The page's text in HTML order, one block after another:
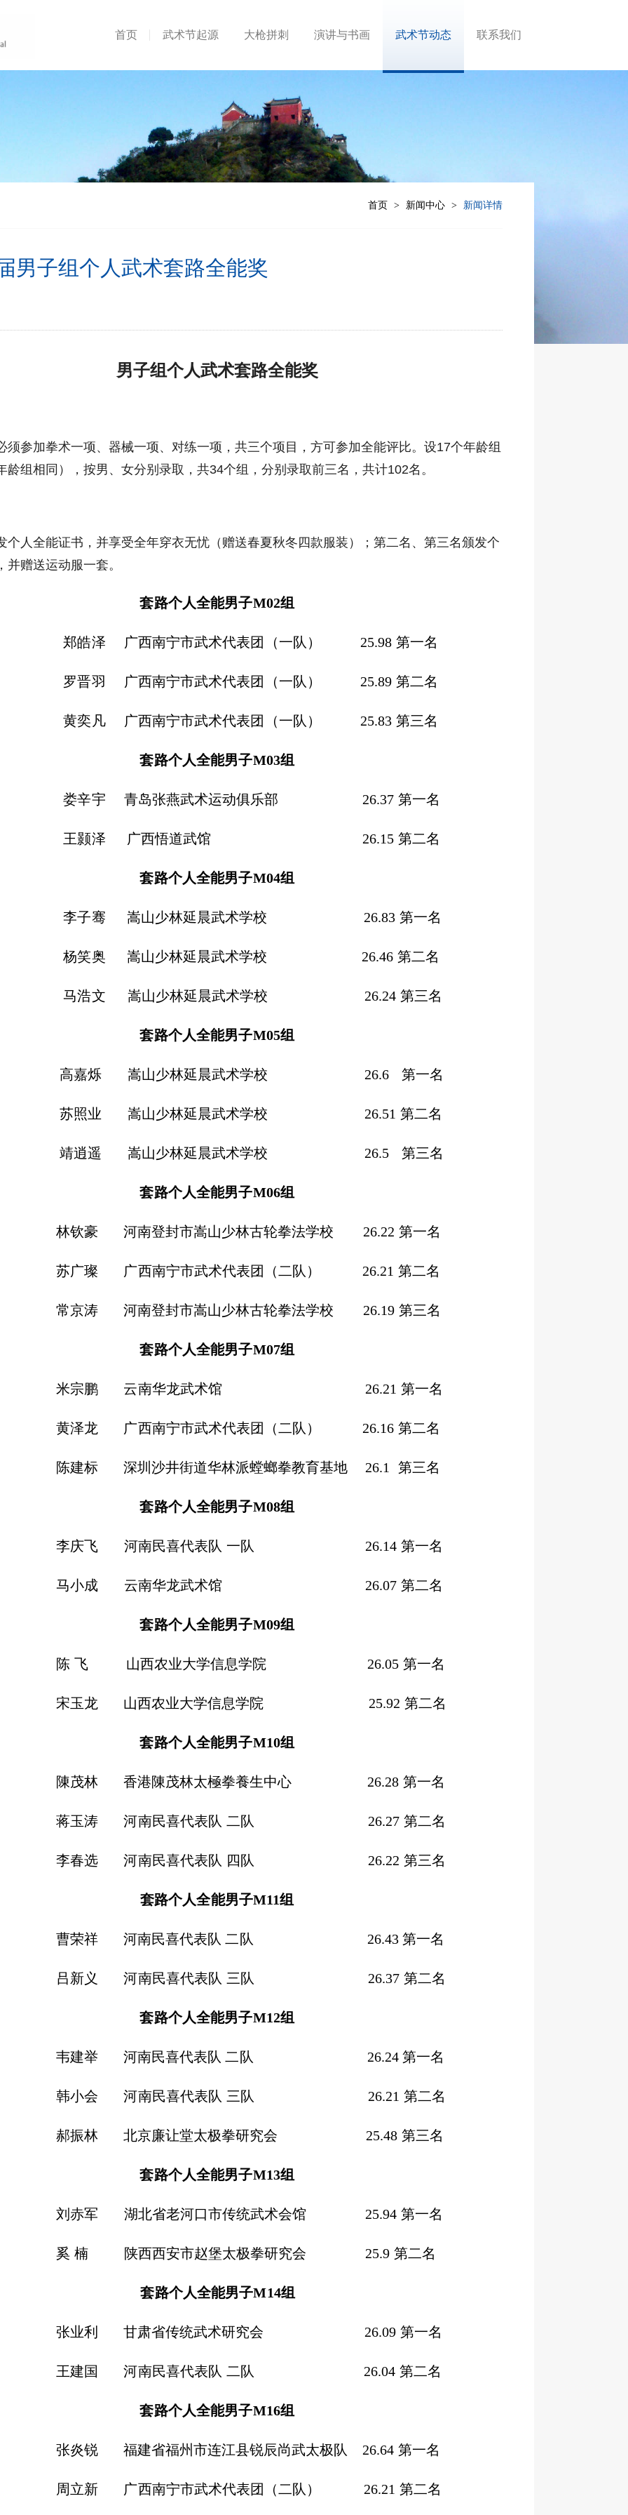
首页 武术节起源 大枪拼刺 演讲与书画 武术节动态 联系我们
首页 > 新闻中心 > 新闻详情
男子组个人武术套路全能奖
男子组个人武术套路全能奖
须参加拳术一项、器械一项、对练一项，共三个项目，方可参加全能评比。设17个年龄组
龄组相同），按男、女分别录取，共34个组，分别录取前三名， 共计102名 。
个人全能证书，并享受全年穿衣无忧（赠送春夏秋冬四款服装）；第二名、第三名颁发个
并赠送运动服一套。
套路个人全能男子M02组
泽 广西南宁市武术代表团（一队） 25.98 第一名
羽 广西南宁市武术代表团（一队） 25.89 第二名
凡 广西南宁市武术代表团（一队） 25.83 第三名
套路个人全能男子M03组
宇 青岛张燕武术运动俱乐部 26.37 第一名
泽 广西悟道武馆 26.15 第二名
套路个人全能男子M04组
骞 嵩山少林延晨武术学校 26.83 第一名
奥 嵩山少林延晨武术学校 26.46 第二名
文 嵩山少林延晨武术学校 26.24 第三名
套路个人全能男子M05组
烁 嵩山少林延晨武术学校 26.6 第一名
业 嵩山少林延晨武术学校 26.51 第二名
遥 嵩山少林延晨武术学校 26.5 第三名
套路个人全能男子M06组
豪 河南登封市嵩山少林古轮拳法学校 26.22 第一名
璨 广西南宁市武术代表团（二队） 26.21 第二名
涛 河南登封市嵩山少林古轮拳法学校 26.19 第三名
套路个人全能男子M07组
鹏 云南华龙武术馆 26.21 第一名
龙 广西南宁市武术代表团（二队） 26.16 第二名
标 深圳沙井街道华林派螳螂拳教育基地 26.1 第三名
套路个人全能男子M08组
飞 河南民喜代表队 一队 26.14 第一名
成 云南华龙武术馆 26.07 第二名
套路个人全能男子M09组
飞 山西农业大学信息学院 26.05 第一名
龙 山西农业大学信息学院 25.92 第二名
套路个人全能男子M10组
林 香港陳茂林太極拳養生中心 26.28 第一名
涛 河南民喜代表队 二队 26.27 第二名
选 河南民喜代表队 四队 26.22 第三名
套路个人全能男子M11组
河南民喜代表队 二队 26.43 第一名
义 河南民喜代表队 三队 26.37 第二名
套路个人全能男子M12组
河南民喜代表队 二队 26.24 第一名
会 河南民喜代表队 三队 26.21 第二名
林 北京廉让堂太极拳研究会 25.48 第三名
套路个人全能男子M13组
军 湖北省老河口市传统武术会馆 25.94 第一名
楠 陕西西安市赵堡太极拳研究会 25.9 第二名
套路个人全能男子M14组
利 甘肃省传统武术研究会 26.09 第一名
国 河南民喜代表队 二队 26.04 第二名
套路个人全能男子M16组
锐 福建省福州市连江县锐辰尚武太极队 26.64 第一名
新 广西南宁市武术代表团（二队） 26.21 第二名